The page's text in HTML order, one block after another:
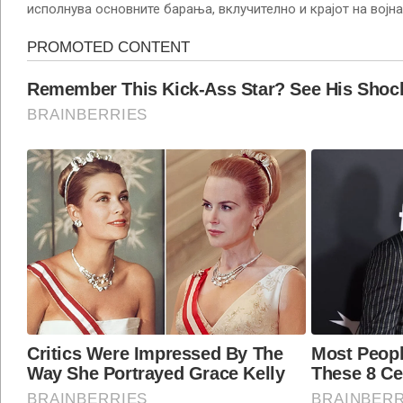
исполнува основните барања, вклучително и крајот на